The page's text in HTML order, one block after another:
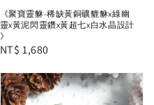
《聚寶靈貅-稀缺黃銅礦貔貅x綠幽
靈x黃泥閃靈鑽x黃超七x白水晶設計
》
Regular
NT$ 1,680